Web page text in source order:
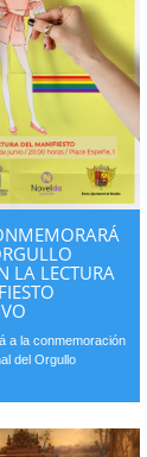
LA LECTURA
a la conmemoración
del Orgullo